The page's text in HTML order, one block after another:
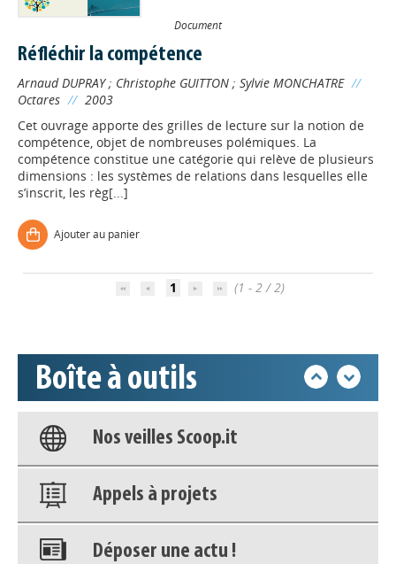
Document
Réfléchir la compétence
Arnaud DUPRAY; Christophe GUITTON ; Sylvie MONCHATRE //
Octares // 2003
Cet ouvrage apporte des grilles de lecture sur la notion de
compétence, objet de nombreuses polémiques. La
compétence constitue une catégorie qui relève de plusieurs
dimensions : les systèmes de relations dans lesquelles elle
s’inscrit, les règ[...]
Ajouter au panier
1 (1 - 2 / 2)
Boîte à outils
Appels à projets
Base documentaire
Nos veilles Scoop.it
Appels à projets
Déposer une actu !